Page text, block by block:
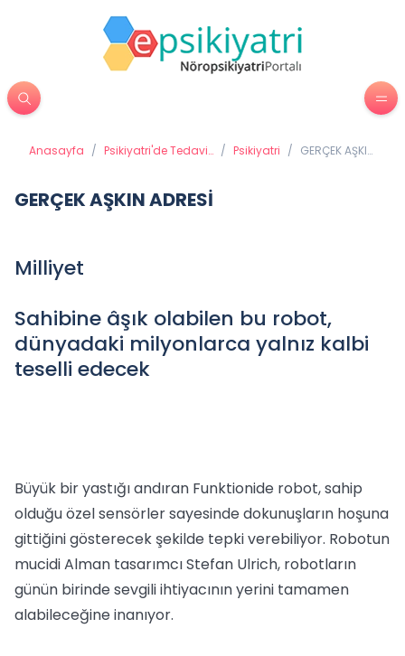
Anasayfa / Psikiyatri'de Tedavi
/ Psikiyatri / GERÇEK AŞKIN
GERÇEK AŞKIN ADRESİ
Milliyet
Sahibine âşık olabilen bu robot,
dünyadaki milyonlarca yalnız kalbi
teselli edecek
Büyük bir yastığı andıran Funktionide robot, sahip
olduğu özel sensörler sayesinde dokunuşların hoşuna
gittiğini gösterecek şekilde tepki verebiliyor. Robotun
mucidi Alman tasarımcı Stefan Ulrich, robotların
günün birinde sevgili ihtiyacının yerini tamamen
alabileceğine inanıyor.